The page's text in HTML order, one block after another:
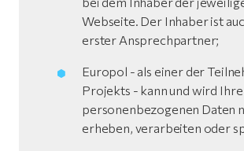
Webseite. Der Inhaber ist
erster Ansprechpartner;
Europol - als einer der
Projekts - kann und wird Ihre
personenbezogenen Daten
erheben, verarbeiten oder